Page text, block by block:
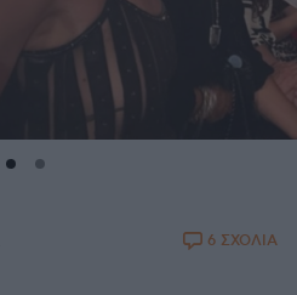
6 ΣΧΟΛΙΑ